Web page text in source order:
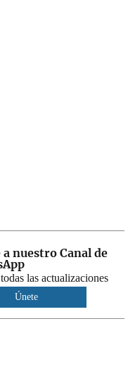
a nuestro Canal de
las actualizaciones
Únete